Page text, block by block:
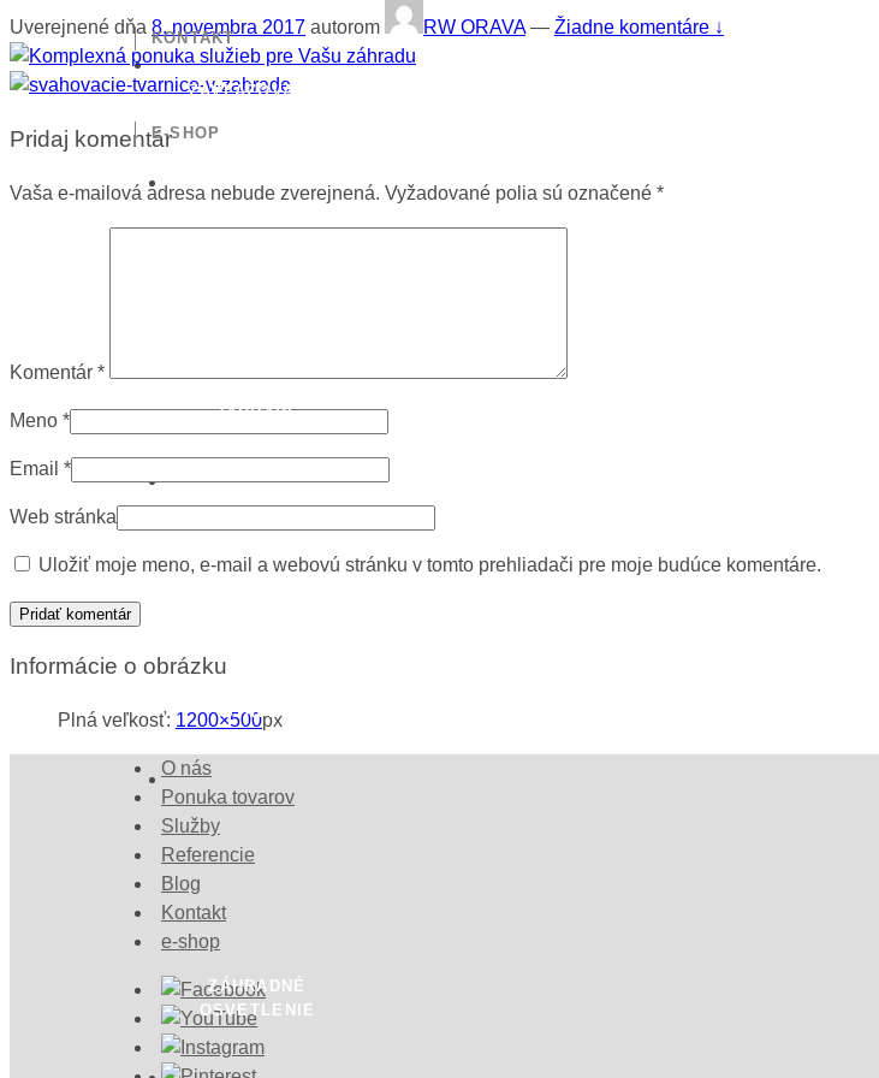
KONTAKT
E-SHOP
ZAVLAŽOVACIE
ZÁHRADE
STAVBY
ZÁHRADNÉ
OSVETLENIE
Uverejnené dňa 8. novembra 2017 autorom RW ORAVA — Žiadne komentáre ↓
Pridaj komentár
Vaša e-mailová adresa nebude zverejnená. Vyžadované polia sú označené *
Komentár *
Meno *
Email *
Web stránka
Uložiť moje meno, e-mail a webovú stránku v tomto prehliadači pre moje budúce komentáre.
Informácie o obrázku
Plná veľkosť: 1200×500px
O nás
Ponuka tovarov
Služby
Referencie
Blog
Kontakt
e-shop